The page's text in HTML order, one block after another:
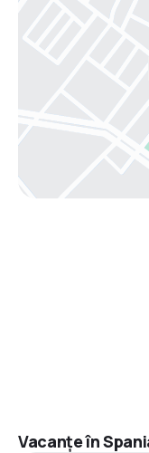
Vacanţe în